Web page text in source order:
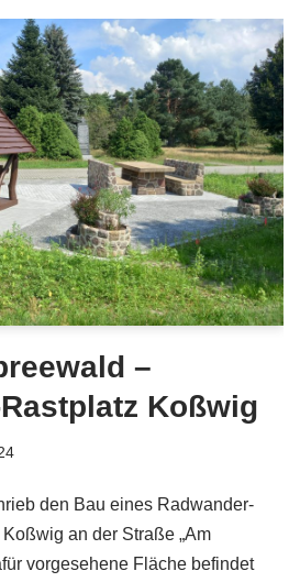
–
Koßwig
den Bau eines Radwander-
an der Straße „Am
vorgesehene Fläche befindet